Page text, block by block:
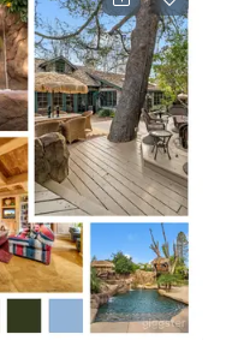
pas du lac dans un
une visibilité sur une